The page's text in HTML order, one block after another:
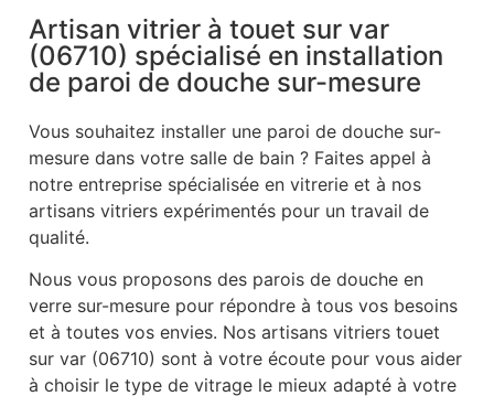
Artisan vitrier à touet sur var
(06710) spécialisé en installation
de paroi de douche sur-mesure
Vous souhaitez installer une paroi de douche sur-
mesure dans votre salle de bain ? Faites appel à
notre entreprise spécialisée en vitrerie et à nos
artisans vitriers expérimentés pour un travail de
qualité.
Nous vous proposons des parois de douche en
verre sur-mesure pour répondre à tous vos besoins
et à toutes vos envies. Nos artisans vitriers touet
sur var (06710) sont à votre écoute pour vous aider
à choisir le type de vitrage le mieux adapté à votre